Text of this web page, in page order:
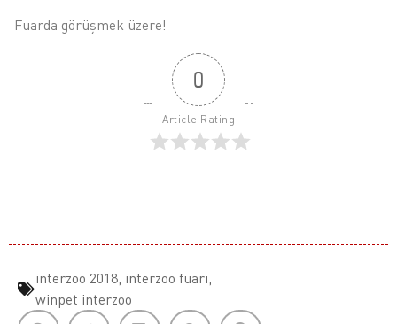
Fuarda görüşmek üzere!
0
Article Rating
interzoo 2018, interzoo fuarı,
winpet interzoo